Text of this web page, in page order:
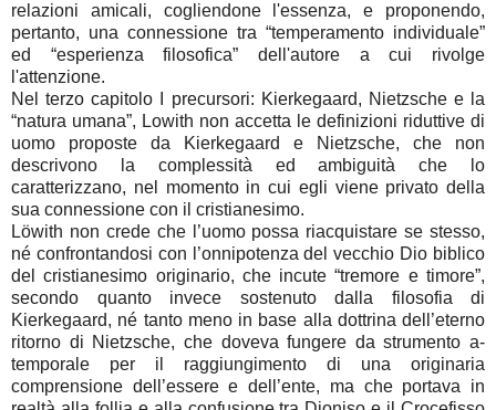
relazioni amicali, cogliendone l'essenza, e proponendo,
pertanto, una connessione tra “temperamento individuale”
ed “esperienza filosofica” dell'autore a cui rivolge
l'attenzione.
Nel terzo capitolo I precursori: Kierkegaard, Nietzsche e la
“natura umana”, Lowith non accetta le definizioni riduttive di
uomo proposte da Kierkegaard e Nietzsche, che non
descrivono la complessità ed ambiguità che lo
caratterizzano, nel momento in cui egli viene privato della
sua connessione con il cristianesimo.
Löwith non crede che l’uomo possa riacquistare se stesso,
né confrontandosi con l’onnipotenza del vecchio Dio biblico
del cristianesimo originario, che incute “tremore e timore”,
secondo quanto invece sostenuto dalla filosofia di
Kierkegaard, né tanto meno in base alla dottrina dell’eterno
ritorno di Nietzsche, che doveva fungere da strumento a-
temporale per il raggiungimento di una originaria
comprensione dell’essere e dell’ente, ma che portava in